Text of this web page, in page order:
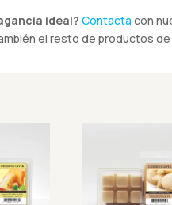
ideal? Contacta con
el resto de productos